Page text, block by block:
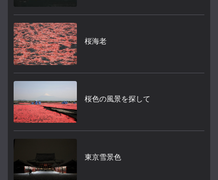
桜海老
桜色の風景を探して
東京雪景色